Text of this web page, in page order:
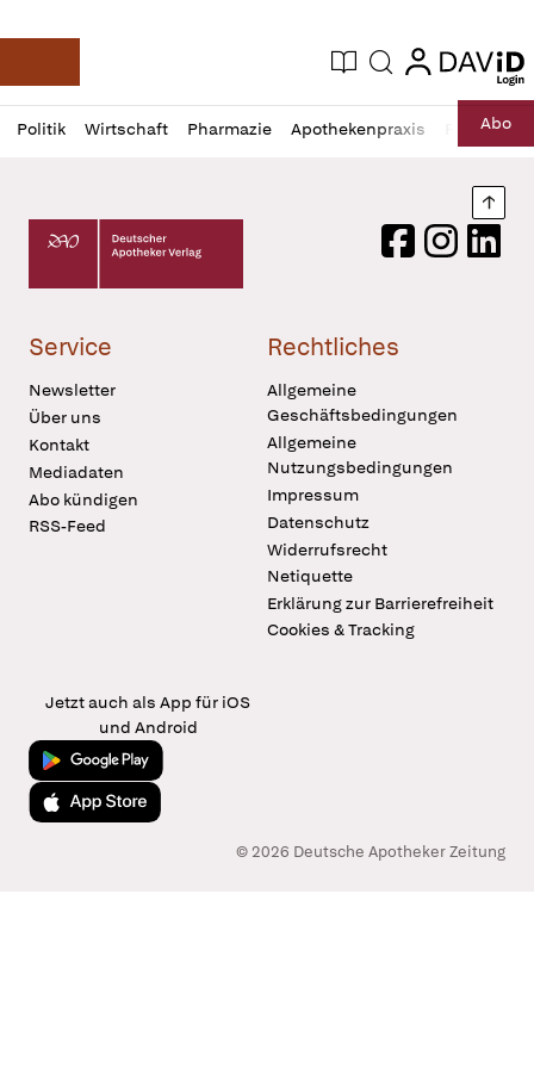
Deutsche Apotheker Zeitung
Aktuelle Ausgabe
Suche login
login
Politik Wirtschaft Pharmazie Apothekenpraxis RechtAbo
Profil
öffnen
Daz
Pur
Deutscher Apotheker Verlag Logo
FacebookInstagram
Service
Newsletter
Über uns
Kontakt
Mediadaten
Abo kündigen
RSS-Feed
Rechtliches
Allgemeine
Geschäftsbedingungen
Allgemeine
Nutzungsbedingungen
Impressum
Datenschutz
Widerrufsrecht
Netiquette
Erklärung zur Barrierefreiheit
Cookies & Tracking
Jetzt auch als App für iOS
und Android
Jetzt bei Google Play
Laden im App Store
© 2026 Deutsche Apotheker Zeitung